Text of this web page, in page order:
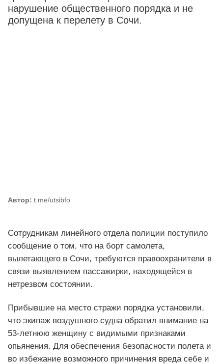
нарушение общественного порядка и не
допущена к перелету в Сочи.
Автор: t.me/utsibfo
Сотрудникам линейного отдела полиции поступило
сообщение о том, что на борт самолета,
вылетающего в Сочи, требуются правоохранители в
связи выявлением пассажирки, находящейся в
нетрезвом состоянии.
Прибывшие на место стражи порядка установили,
что экипаж воздушного судна обратил внимание на
53-летнюю женщину с видимыми признаками
опьянения. Для обеспечения безопасности полета и
во избежание возможного причинения вреда себе и